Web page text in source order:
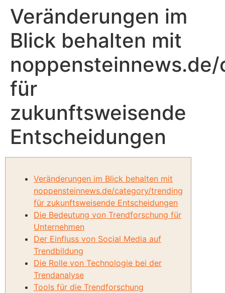
Veränderungen im
Blick behalten mit
für
zukunftsweisende
Entscheidungen
Veränderungen im Blick behalten mit
noppensteinnews.de/category/trending
für zukunftsweisende Entscheidungen
Die Bedeutung von Trendforschung für
Unternehmen
Der Einfluss von Social Media auf
Trendbildung
Die Rolle von Technologie bei der
Trendanalyse
Tools für die Trendforschung